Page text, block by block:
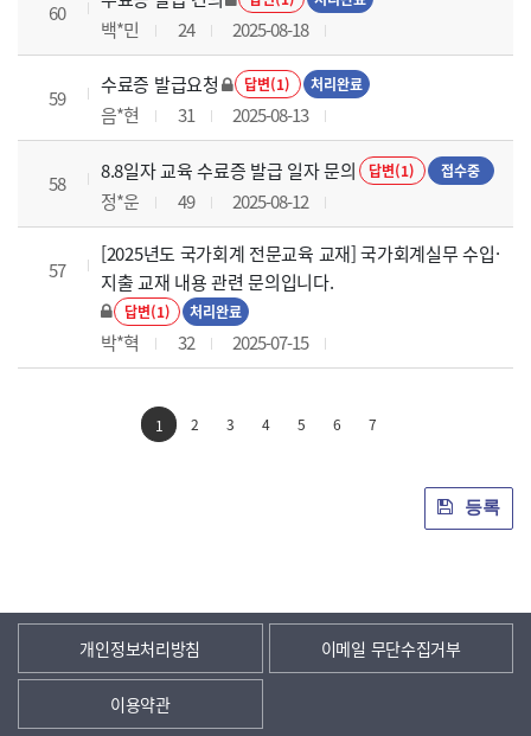
60
백*민 24 2025-08-18
59
수료증 발급요청 답변(1) 처리완료
음*현 31 2025-08-13
58
8.8일자 교육 수료증 발급 일자 문의 답변(1) 접수중
정*운 49 2025-08-12
57
[2025년도 국가회계 전문교육 교재] 국가회계실무 수입·
지출 교재 내용 관련 문의입니다.
답변(1) 처리완료
박*혁 32 2025-07-15
1 2 3 4 5 6 7
등록
개인정보처리방침 이메일 무단수집거부
이용약관